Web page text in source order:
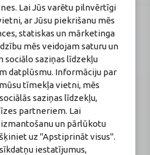
Lai Jūs varētu pilnvērtīgi
ar Jūsu piekrišanu mēs
statiskas un mārketinga
mēs veidojam saturu un
sociālo saziņas līdzekļu
datplūsmu. Informāciju par
tīmekļa vietni, mēs
saziņas līdzekļu,
partneriem. Lai
un pārlūkotu
uz "Apstiprināt visus".
iestatījumus,
Licence
Licences numurs: A00010
E-aptiekas kontakti
Aptiekas vadītāja:
Sertificēta farmaceite: Jeļena
Gončarova
Reģistrācijas Nr.: F-0834
Sertifikāta Nr.: 215.2025